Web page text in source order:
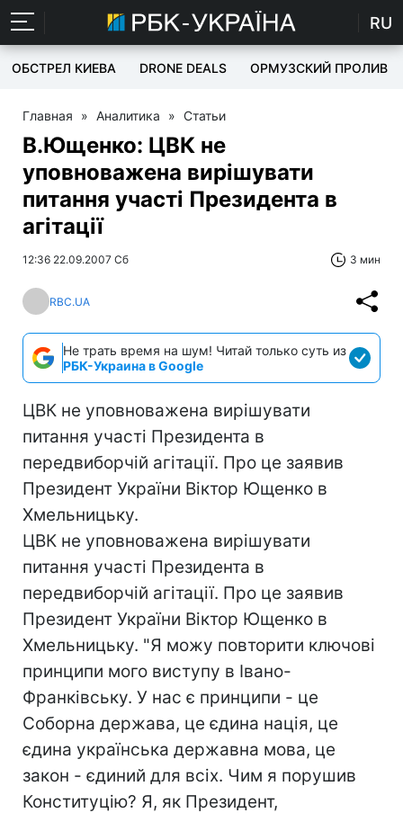
RU
ОБСТРЕЛ КИЕВА DRONE DEALS ОРМУЗСКИЙ ПРОЛИВ
Главная » Аналитика » Статьи
В.Ющенко: ЦВК не
уповноважена вирішувати
питання участі Президента в
агітації
12:36 22.09.2007 Сб 3 мин
RBC.UA
Не трать время на шум! Читай только суть из
РБК-Украина в Google
ЦВК не уповноважена вирішувати
питання участі Президента в
передвиборчій агітації. Про це заявив
Президент України Віктор Ющенко в
Хмельницьку.
ЦВК не уповноважена вирішувати
питання участі Президента в
передвиборчій агітації. Про це заявив
Президент України Віктор Ющенко в
Хмельницьку. "Я можу повторити ключові
принципи мого виступу в Івано-
Франківську. У нас є принципи - це
Соборна держава, це єдина нація, це
єдина українська державна мова, це
закон - єдиний для всіх. Чим я порушив
Конституцію? Я, як Президент,